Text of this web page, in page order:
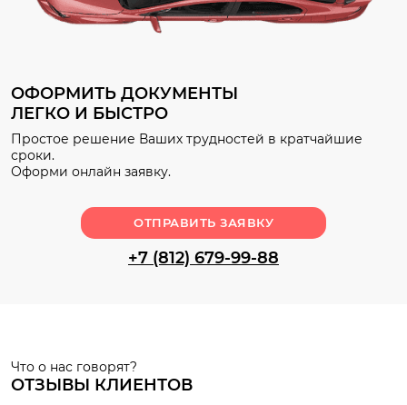
ОФОРМИТЬ ДОКУМЕНТЫ
ЛЕГКО И БЫСТРО
Простое решение Ваших трудностей в кратчайшие
сроки.
Оформи онлайн заявку.
ОТПРАВИТЬ ЗАЯВКУ
+7 (812) 679-99-88
Что о нас говорят?
ОТЗЫВЫ КЛИЕНТОВ